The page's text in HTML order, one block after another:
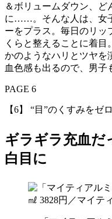
＆ボリュームダウン、
に……。そんな人は、女
ーをプラス。毎日のリッ
くらと整えることに着目
かのようなハリとツヤを
血色感も出るので、男子
PAGE 6
【6】 “目”のくすみをゼ
ギラギラ充血だ
白目に